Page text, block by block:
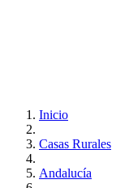
Inicio
Casas Rurales
Andalucía